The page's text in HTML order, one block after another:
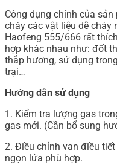
Công dụng chính của
cháy các vật liệu dễ cháy
Haofeng 555/666 rất
hợp khác nhau như: đốt
thắp hương, sử dụng
trại…
Hướng dẫn sử dụng
1. Kiểm tra lượng gas
gas mới. (Cần bổ sung
2. Điều chỉnh van điều
ngọn lửa phù hợp.